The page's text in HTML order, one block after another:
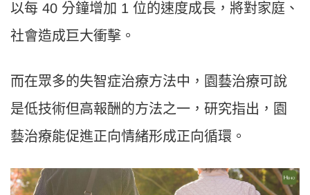
以每 40 分鐘增加 1 位的速度成長，將對家庭、
社會造成巨大衝擊。
而在眾多的失智症治療方法中，園藝治療可說
是低技術但高報酬的方法之一，研究指出，園
藝治療能促進正向情緒形成正向循環。